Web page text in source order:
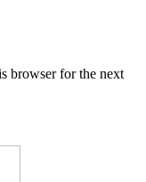
browser for the next